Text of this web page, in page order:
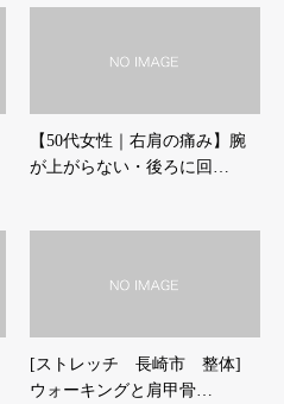
【50代女性｜右肩の痛み】腕
が上がらない・後ろに回…
[ストレッチ 長崎市 整体]
ウォーキングと肩甲骨…